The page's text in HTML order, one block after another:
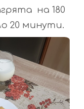
на 180
20 минути.